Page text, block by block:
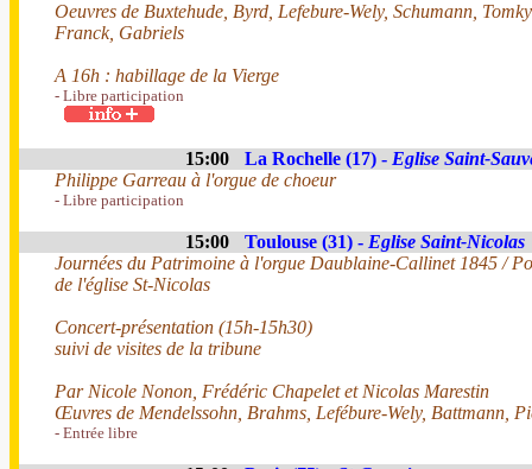
Oeuvres de Buxtehude, Byrd, Lefebure-Wely, Schumann,
Franck, Gabriels
A 16h : habillage de la Vierge
- Libre participation
15:00 La Rochelle (17) - Eglise Saint-
Philippe Garreau à l'orgue de choeur
- Libre participation
15:00 Toulouse (31) - Eglise Saint-Nicolas
Journées du Patrimoine à l'orgue Daublaine-Callinet 1845 /
de l'église St-Nicolas
Concert-présentation (15h-15h30)
suivi de visites de la tribune
Par Nicole Nonon, Frédéric Chapelet et Nicolas Marestin
Œuvres de Mendelssohn, Brahms, Lefébure-Wely, Battmann,
- Entrée libre